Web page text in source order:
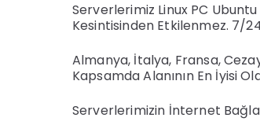
Serverlerimiz Linux PC
Kesintisinden Etkilenmez. 7/
Almanya, İtalya, Fransa,
Kapsamda Alanının En İyisi
Serverlerimizin İnternet